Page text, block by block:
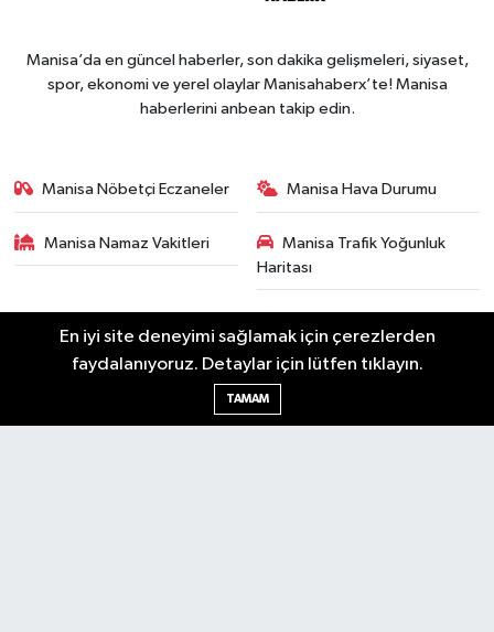
Manisa’da en güncel haberler, son dakika gelişmeleri, siyaset,
spor, ekonomi ve yerel olaylar Manisahaberx’te! Manisa
haberlerini anbean takip edin.
Manisa Nöbetçi Eczaneler Manisa Hava Durumu
Manisa Namaz Vakitleri
Manisa Trafik Yoğunluk
Haritası
Son Dakika Haberleri Haber Arşivi
En iyi site deneyimi sağlamak için çerezlerden
faydalanıyoruz. Detaylar için lütfen tıklayın.
TAMAM